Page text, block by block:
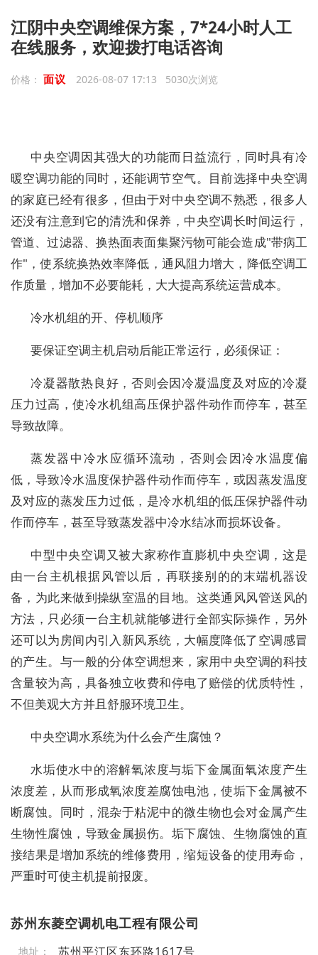
江阴中央空调维保方案，7*24小时人工
在线服务，欢迎拨打电话咨询
价格： 面议 2026-08-07 17:13 5030次浏览
中央空调因其强大的功能而日益流行，同时具有冷
暖空调功能的同时，还能调节空气。目前选择中央空调
的家庭已经有很多，但由于对中央空调不熟悉，很多人
还没有注意到它的清洗和保养，中央空调长时间运行，
管道、过滤器、换热面表面集聚污物可能会造成"带病工
作"，使系统换热效率降低，通风阻力增大，降低空调工
作质量，增加不必要能耗，大大提高系统运营成本。
冷水机组的开、停机顺序
要保证空调主机启动后能正常运行，必须保证：
冷凝器散热良好，否则会因冷凝温度及对应的冷凝
压力过高，使冷水机组高压保护器件动作而停车，甚至
导致故障。
蒸发器中冷水应循环流动，否则会因冷水温度偏
低，导致冷水温度保护器件动作而停车，或因蒸发温度
及对应的蒸发压力过低，是冷水机组的低压保护器件动
作而停车，甚至导致蒸发器中冷水结冰而损坏设备。
中型中央空调又被大家称作直膨机中央空调，这是
由一台主机根据风管以后，再联接别的的末端机器设
备，为此来做到操纵室温的目地。这类通风风管送风的
方法，只必须一台主机就能够进行全部实际操作，另外
还可以为房间内引入新风系统，大幅度降低了空调感冒
的产生。与一般的分体空调想来，家用中央空调的科技
含量较为高，具备独立收费和停电了赔偿的优质特性，
不但美观大方并且舒服环境卫生。
中央空调水系统为什么会产生腐蚀？
水垢使水中的溶解氧浓度与垢下金属面氧浓度产生
浓度差，从而形成氧浓度差腐蚀电池，使垢下金属被不
断腐蚀。同时，混杂于粘泥中的微生物也会对金属产生
生物性腐蚀，导致金属损伤。垢下腐蚀、生物腐蚀的直
接结果是增加系统的维修费用，缩短设备的使用寿命，
严重时可使主机提前报废。
苏州东菱空调机电工程有限公司
地址： 苏州平江区东环路1617号